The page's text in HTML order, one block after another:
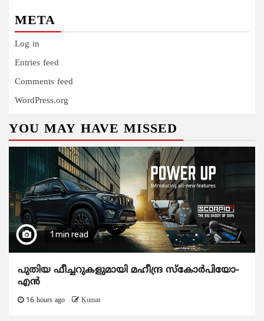
META
Log in
Entries feed
Comments feed
WordPress.org
YOU MAY HAVE MISSED
1 min read
പുതിയ ഫീച്ചറുകളുമായി മഹീന്ദ്ര സ്കോർപിയോ-
എൻ
16 hours ago Kumar